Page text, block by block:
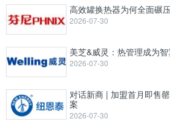
高效罐换热器为何全面碾
2026-07-30
美芝&威灵：热管理成为
2026-07-30
对话新商 | 加盟首月即售
案
2026-07-30